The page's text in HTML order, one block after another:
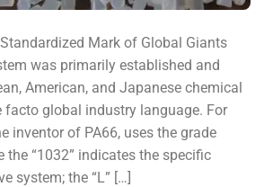
Mark of Global Giants
was primarily established and
American, and Japanese chemical
facto global industry language. For
inventor of PA66, uses the grade
the “1032” indicates the specific
system; the “L” […]